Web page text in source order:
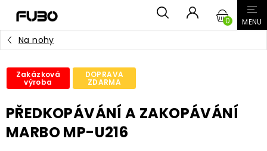
obsah
Na nohy
Zakázková
výroba
DOPRAVA
ZDARMA
PŘEDKOPÁVÁNÍ A ZAKOPÁVÁNÍ
MARBO MP-U216